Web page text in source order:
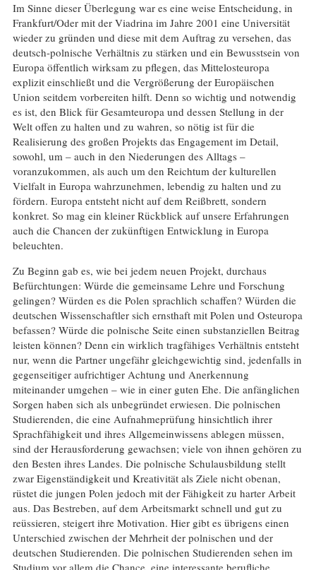
Im Sinne dieser Überlegung war es eine weise Entscheidung, in
Frankfurt/Oder mit der Viadrina im Jahre 2001 eine Universität
wieder zu gründen und diese mit dem Auftrag zu versehen, das
deutsch-polnische Verhältnis zu stärken und ein Bewusstsein von
Europa öffentlich wirksam zu pflegen, das Mittelosteuropa
explizit einschließt und die Vergrößerung der Europäischen
Union seitdem vorbereiten hilft. Denn so wichtig und notwendig
es ist, den Blick für Gesamteuropa und dessen Stellung in der
Welt offen zu halten und zu wahren, so nötig ist für die
Realisierung des großen Projekts das Engagement im Detail,
sowohl, um – auch in den Niederungen des Alltags –
voranzukommen, als auch um den Reichtum der kulturellen
Vielfalt in Europa wahrzunehmen, lebendig zu halten und zu
fördern. Europa entsteht nicht auf dem Reißbrett, sondern
konkret. So mag ein kleiner Rückblick auf unsere Erfahrungen
auch die Chancen der zukünftigen Entwicklung in Europa
beleuchten.
Zu Beginn gab es, wie bei jedem neuen Projekt, durchaus
Befürchtungen: Würde die gemeinsame Lehre und Forschung
gelingen? Würden es die Polen sprachlich schaffen? Würden die
deutschen Wissenschaftler sich ernsthaft mit Polen und Osteuropa
befassen? Würde die polnische Seite einen substanziellen Beitrag
leisten können? Denn ein wirklich tragfähiges Verhältnis entsteht
nur, wenn die Partner ungefähr gleichgewichtig sind, jedenfalls in
gegenseitiger aufrichtiger Achtung und Anerkennung
miteinander umgehen – wie in einer guten Ehe. Die anfänglichen
Sorgen haben sich als unbegründet erwiesen. Die polnischen
Studierenden, die eine Aufnahmeprüfung hinsichtlich ihrer
Sprachfähigkeit und ihres Allgemeinwissens ablegen müssen,
sind der Herausforderung gewachsen; viele von ihnen gehören zu
den Besten ihres Landes. Die polnische Schulausbildung stellt
zwar Eigenständigkeit und Kreativität als Ziele nicht obenan,
rüstet die jungen Polen jedoch mit der Fähigkeit zu harter Arbeit
aus. Das Bestreben, auf dem Arbeitsmarkt schnell und gut zu
reüssieren, steigert ihre Motivation. Hier gibt es übrigens einen
Unterschied zwischen der Mehrheit der polnischen und der
deutschen Studierenden. Die polnischen Studierenden sehen im